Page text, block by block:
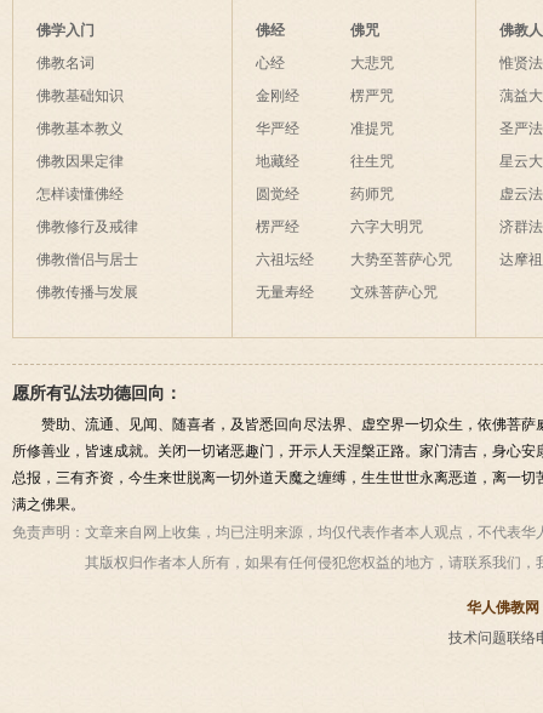
往生咒可以吗？
佛学入门
佛教名词
佛教基础知识
佛教基本教义
佛教因果定律
怎样读懂佛经
佛教修行及戒律
佛教僧侣与居士
佛教传播与发展
佛经
心经
金刚经
华严经
地藏经
圆觉经
楞严经
六祖坛经
无量寿经
佛咒
大悲咒
楞严咒
准提咒
往生咒
药师咒
六字大明咒
大势至菩萨心咒
文殊菩萨心咒
佛教
惟贤
蕅益
圣严
星云
虚云
济群
达摩
愿所有弘法功德回向：
赞助、流通、见闻、随喜者，及皆悉回向尽法界、虚空界一切众生，依佛菩
所修善业，皆速成就。关闭一切诸恶趣门，开示人天涅槃正路。家门清吉，身心
总报，三有齐资，今生来世脱离一切外道天魔之缠缚，生生世世永离恶道，离一
满之佛果。
免责声明： 文章来自网上收集，均已注明来源，均仅代表作者本人观点，不代表
其版权归作者本人所有，如果有任何侵犯您权益的地方，请联系我们，
华人佛教网
技术问题联络